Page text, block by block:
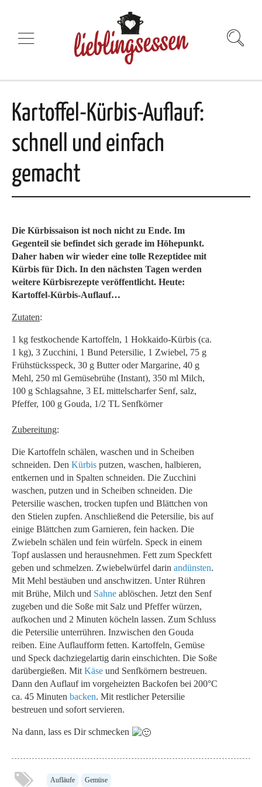
Kartoffel-Kürbis-Auflauf:
schnell und einfach
gemacht
Die Kürbissaison ist noch nicht zu Ende. Im
Gegenteil sie befindet sich gerade im Höhepunkt.
Daher haben wir wieder eine tolle Rezeptidee mit
Kürbis für Dich. In den nächsten Tagen werden
weitere Kürbisrezepte veröffentlicht. Heute:
Kartoffel-Kürbis-Auflauf…
Zutaten:
1 kg festkochende Kartoffeln, 1 Hokkaido-Kürbis (ca.
1 kg), 3 Zucchini, 1 Bund Petersilie, 1 Zwiebel, 75 g
Frühstücksspeck, 30 g Butter oder Margarine, 40 g
Mehl, 250 ml Gemüsebrühe (Instant), 350 ml Milch,
100 g Schlagsahne, 3 EL mittelscharfer Senf, salz,
Pfeffer, 100 g Gouda, 1/2 TL Senfkörner
Zubereitung:
Die Kartoffeln schälen, waschen und in Scheiben
schneiden. Den Kürbis putzen, waschen, halbieren,
entkernen und in Spalten schneiden. Die Zucchini
waschen, putzen und in Scheiben schneiden. Die
Petersilie waschen, trocken tupfen und Blättchen von
den Stielen zupfen. Anschließend die Petersilie, bis auf
einige Blättchen zum Garnieren, fein hacken. Die
Zwiebeln schälen und fein würfeln. Speck in einem
Topf auslassen und herausnehmen. Fett zum Speckfett
geben und schmelzen. Zwiebelwürfel darin andünsten.
Mit Mehl bestäuben und anschwitzen. Unter Rühren
mit Brühe, Milch und Sahne ablöschen. Jetzt den Senf
zugeben und die Soße mit Salz und Pfeffer würzen,
aufkochen und 2 Minuten köcheln lassen. Zum Schluss
die Petersilie unterrühren. Inzwischen den Gouda
reiben. Eine Auflaufform fetten. Kartoffeln, Gemüse
und Speck dachziegelartig darin einschichten. Die Soße
darübergießen. Mit Käse und Senfkörnern bestreuen.
Dann den Auflauf im vorgeheizten Backofen bei 200°C
ca. 45 Minuten backen. Mit restlicher Petersilie
bestreuen und sofort servieren.
Na dann, lass es Dir schmecken
Aufläufe Gemüse